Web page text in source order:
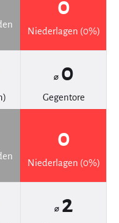
0
Niederlagen (0%)
⌀ 0
Gegentore
0
Niederlagen (0%)
⌀ 2